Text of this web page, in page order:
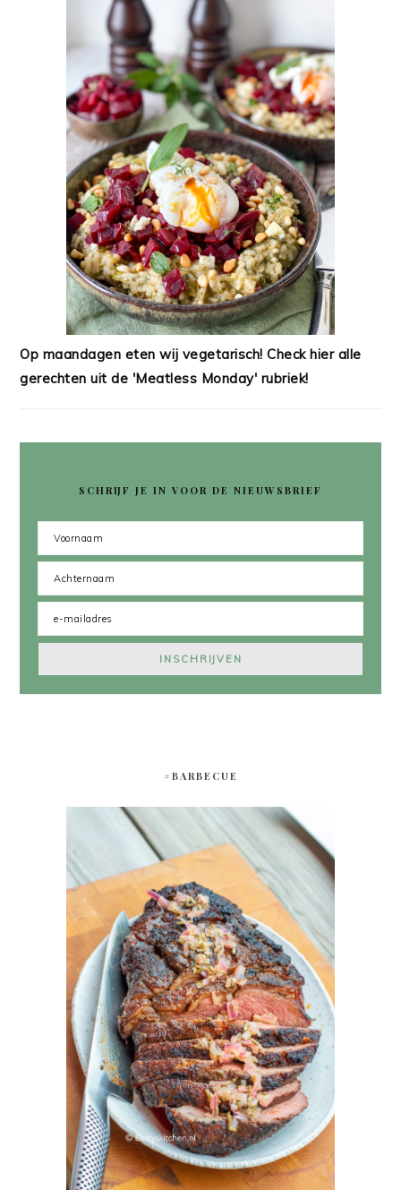
Op maandagen eten wij vegetarisch! Check hier alle
gerechten uit de 'Meatless Monday' rubriek!
SCHRIJF JE IN VOOR DE NIEUWSBRIEF
#BARBECUE